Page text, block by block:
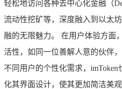
轻松地访问各种去中心化金融（
流动性挖矿等，深度融入到以太
融的无限魅力。 在用户体验方面
活性，如同一位善解人意的伙伴
不同用户的个性化需求，
化其界面设计，使其更加简洁美